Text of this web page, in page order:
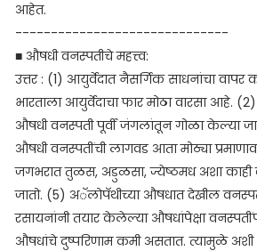
आहेत.
------------------------------
■ औषधी वनस्पतीचे महत्त्व:
उत्तर : (1) आयुर्वेदात नैसर्गिक साधनांचा
भारताला आयुर्वेदाचा फार मोठा वारसा आहे. (2)
औषधी वनस्पती पूर्वी जंगलांतून गोळा केल्या
औषधी वनस्पतींची लागवड आता मोठ्या
जगभरात तुळस, अडुळसा, ज्येष्ठमध अशा काही
जातो. (5) अॅलोपॅथीच्या औषधात देखील
रसायनांनी तयार केलेल्या औषधांपेक्षा
औषधांचे दुष्परिणाम कमी असतात. त्यामुळे